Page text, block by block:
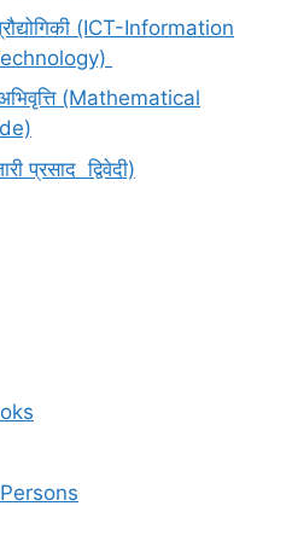
(ICT-Information
(Mathematical
प्रसाद द्विवेदी)
Persons